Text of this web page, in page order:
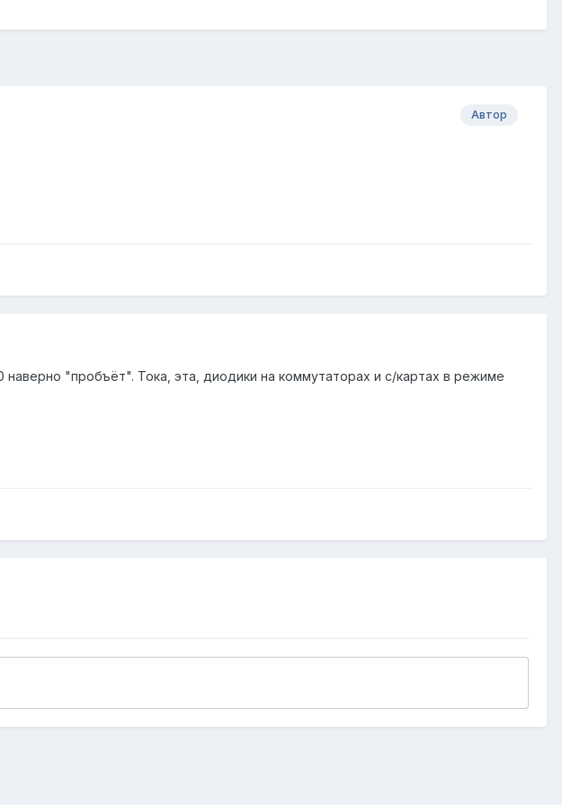
Автор
"пробъёт". Тока, эта, диодики на коммутаторах и с/картах в режиме